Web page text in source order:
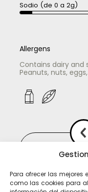
Para ofrecer las mejores
como las cookies para
Sodio (de 0 a 2g)
Allergens
Contains dairy and
Peanuts, nuts,